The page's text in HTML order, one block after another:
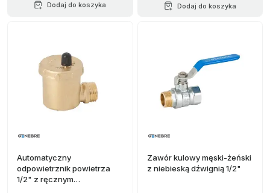
Dodaj do koszyka Dodaj do koszyka
Automatyczny
odpowietrznik powietrza
1/2" z ręcznym
Zawór kulowy męski-żeński
z niebieską dźwignią 1/2"